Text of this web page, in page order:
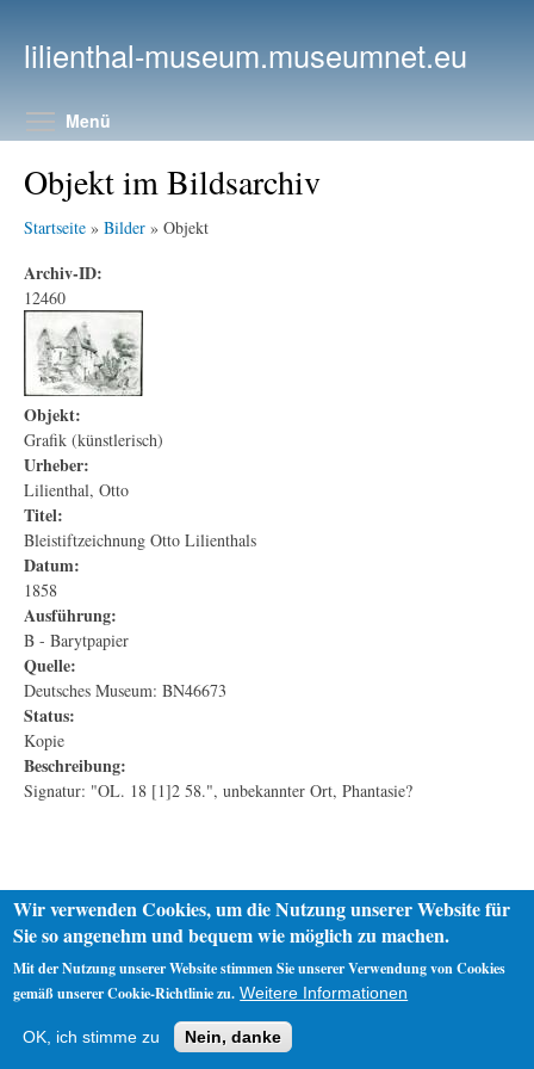
lilienthal-museum.museumnet.eu
Menü
Objekt im Bildsarchiv
Startseite » Bilder » Objekt
Archiv-ID:
12460
Objekt:
Grafik (künstlerisch)
Urheber:
Lilienthal, Otto
Titel:
Bleistiftzeichnung Otto Lilienthals
Datum:
1858
Ausführung:
B - Barytpapier
Quelle:
Deutsches Museum: BN46673
Status:
Kopie
Beschreibung:
Signatur: "OL. 18 [1]2 58.", unbekannter Ort, Phantasie?
Impressum
Wir verwenden Cookies, um die Nutzung unserer Website für
Sie so angenehm und bequem wie möglich zu machen.
Mit der Nutzung unserer Website stimmen Sie unserer Verwendung von Cookies
gemäß unserer Cookie-Richtlinie zu. Weitere Informationen
OK, ich stimme zu Nein, danke